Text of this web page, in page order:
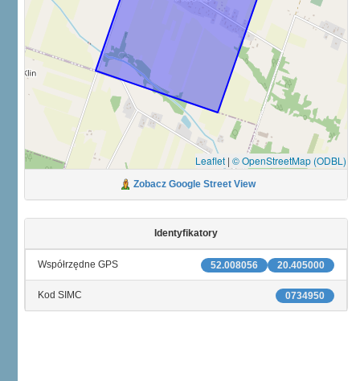
Leaflet | © OpenStreetMap (ODBL)
Zobacz Google Street View
Identyfikatory
20.405000
52.008056
Współrzędne GPS
0734950
Kod SIMC